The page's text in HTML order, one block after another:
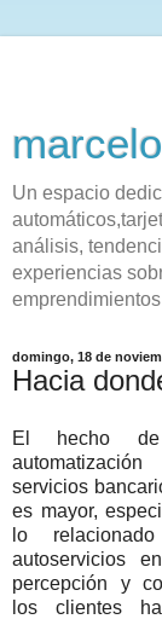
Un espacio
análisis,
experiencias
domingo, 18 de
Hacia
El hecho
servicios
es mayor,
lo
autoservicios
percepción y
los clientes